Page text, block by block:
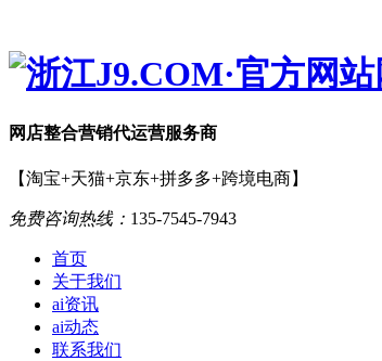
网店整合营销代运营服务商
【淘宝+天猫+京东+拼多多+跨境电商】
免费咨询热线： 135-7545-7943
首页
关于我们
ai资讯
ai动态
联系我们